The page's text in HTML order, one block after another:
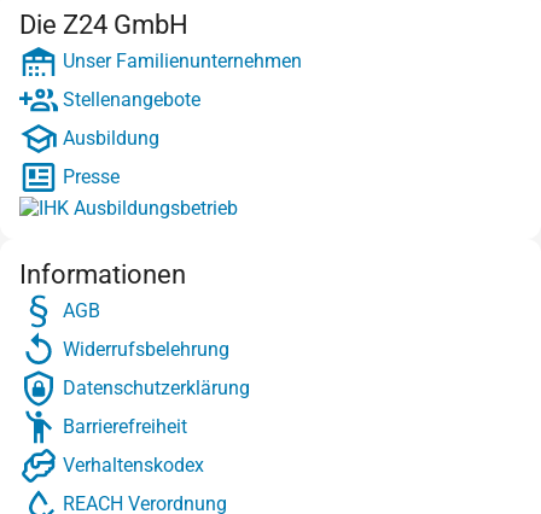
Die Z24 GmbH
Unser Familienunternehmen
Stellenangebote
Ausbildung
Presse
Informationen
AGB
Widerrufsbelehrung
Datenschutzerklärung
Barrierefreiheit
Verhaltenskodex
REACH Verordnung